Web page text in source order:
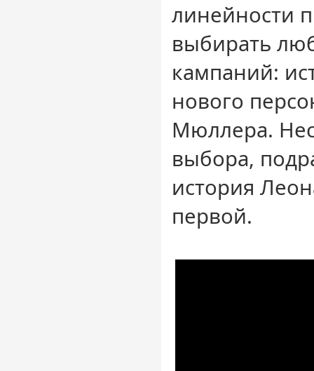
линейности
выбирать
кампаний:
нового
Мюллера.
выбора,
история
первой.